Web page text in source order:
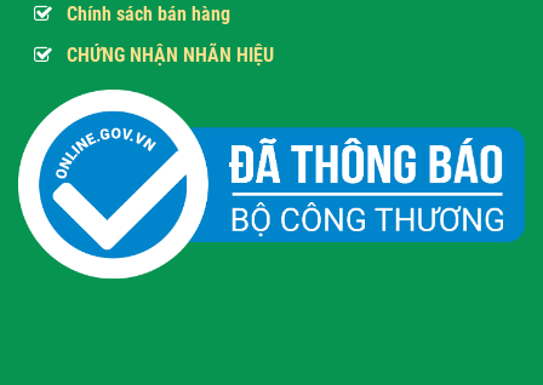
Chính sách bán hàng
CHỨNG NHẬN NHÃN HIỆU